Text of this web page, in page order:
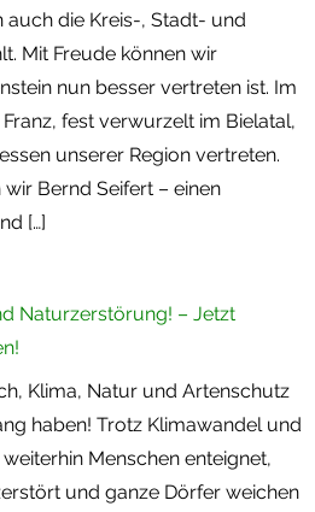
die Kreis-, Stadt- und
Mit Freude können wir
nun besser vertreten ist. Im
fest verwurzelt im Bielatal,
unserer Region vertreten.
Bernd Seifert – einen
[…]
Naturzerstörung! – Jetzt
Klima, Natur und Artenschutz
haben! Trotz Klimawandel und
Menschen enteignet,
und ganze Dörfer weichen